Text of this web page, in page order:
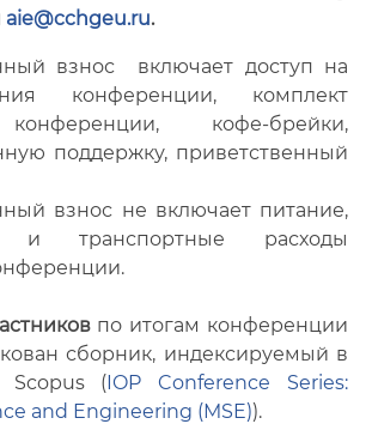
aie@cchgeu.ru.
взнос включает доступ на
конференции, комплект
кофе-брейки,
поддержку, приветственный
взнос не включает питание,
и транспортные расходы
по итогам конференции
сборник, индексируемый в
Scopus (IOP Conference Series:
and Engineering (MSE)).